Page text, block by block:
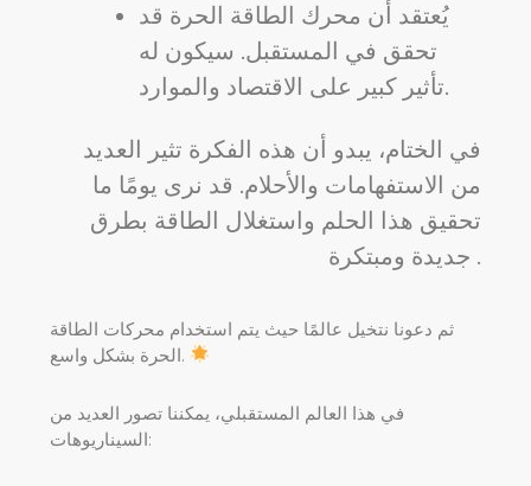
يُعتقد أن محرك الطاقة الحرة قد
تحقق في المستقبل. سيكون له
تأثير كبير على الاقتصاد والموارد.
في الختام، يبدو أن هذه الفكرة تثير العديد
من الاستفهامات والأحلام. قد نرى يومًا ما
تحقيق هذا الحلم واستغلال الطاقة بطرق
جديدة ومبتكرة .
ثم دعونا نتخيل عالمًا حيث يتم استخدام محركات الطاقة
الحرة بشكل واسع.
في هذا العالم المستقبلي، يمكننا تصور العديد من
السيناريوهات: